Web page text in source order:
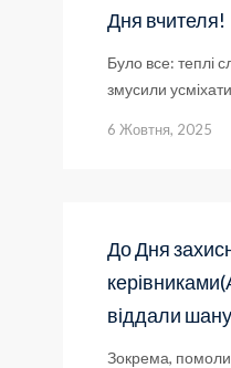
Дня вчителя!
Було все: теплі
змусили
6 Жовтня, 2025
До Дня
віддали
Зокрема,